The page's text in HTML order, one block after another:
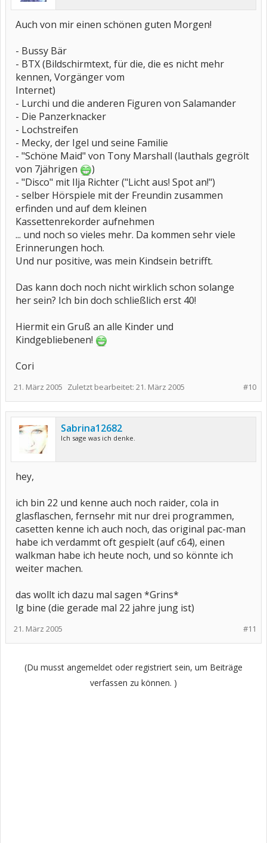
Auch von mir einen schönen guten Morgen!
- Bussy Bär
- BTX (Bildschirmtext, für die, die es nicht mehr
kennen, Vorgänger vom
Internet)
- Lurchi und die anderen Figuren von Salamander
- Die Panzerknacker
- Lochstreifen
- Mecky, der Igel und seine Familie
- "Schöne Maid" von Tony Marshall (lauthals gegrölt
von 7jährigen
)
- "Disco" mit Ilja Richter ("Licht aus! Spot an!")
- selber Hörspiele mit der Freundin zusammen
erfinden und auf dem kleinen
Kassettenrekorder aufnehmen
... und noch so vieles mehr. Da kommen sehr viele
Erinnerungen hoch.
Und nur positive, was mein Kindsein betrifft.
Das kann doch noch nicht wirklich schon solange
her sein? Ich bin doch schließlich erst 40!
Hiermit ein Gruß an alle Kinder und
Kindgebliebenen!
Cori
#10
21. März 2005 Zuletzt bearbeitet: 21. März 2005
Sabrina12682
Ich sage was ich denke.
hey,
ich bin 22 und kenne auch noch raider, cola in
glasflaschen, fernsehr mit nur drei programmen,
casetten kenne ich auch noch, das original pac-man
habe ich verdammt oft gespielt (auf c64), einen
walkman habe ich heute noch, und so könnte ich
weiter machen.
das wollt ich dazu mal sagen *Grins*
lg bine (die gerade mal 22 jahre jung ist)
#11
21. März 2005
(Du musst angemeldet oder registriert sein, um Beiträge
verfassen zu können. )